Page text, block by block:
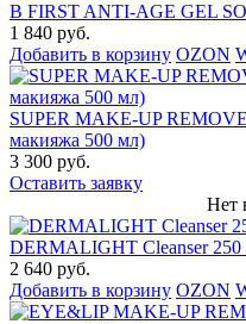
B FIRST ANTI-AGE GEL
1 840 руб.
Добавить в корзину OZON
SUPER MAKE-UP
макияжа 500 мл)
3 300 руб.
Оставить заявку
Нет
DERMALIGHT Cleanser 250
2 640 руб.
Добавить в корзину OZON